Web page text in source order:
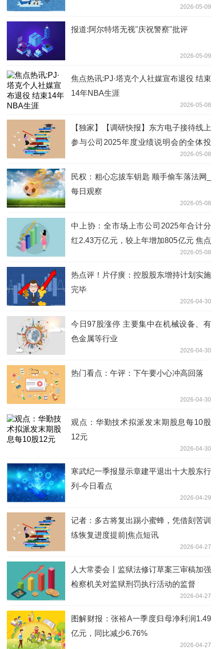
2026-05-09
报道:阿尔特塔无视"庆祝警察"批评
2026-05-09
焦点热讯:PJ·塔克个人社媒宣布退役 结束
14年NBA生涯
2026-05-08
【独家】【调研快报】东方电子接待线上
参与公司2025年度业绩说明会的全体投
2026-05-08
民权：粗心忘拔车钥匙 顺手偷车落法网_
每日观察
2026-05-08
中上协：全市场上市公司2025年合计分
红2.43万亿元，较上年增加805亿元 焦点
2026-05-08
热点评！片仔癀：控股股东增持计划实施
完毕
2026-04-30
今日97股涨停 主要集中在机械设备、有
色金属等行业
2026-04-30
热门看点：午评：下午要小心冲高回落
2026-04-30
观点：华勤技术拟派发末期股息每10股
12元
2026-04-30
寒武纪一季报显示章建平退出十大股东行
列-今日看点
2026-04-29
记者：多古将复出踢小蜜蜂，凭借刻苦训
练恢复进度提前|焦点短讯
2026-04-27
人大常委会丨监狱法修订草案三审稿加强
检察机关对监狱刑罚执行活动的监督
2026-04-27
图解财报：张裕A一季度归母净利润1.49
亿元，同比减少6.76%
2026-04-27